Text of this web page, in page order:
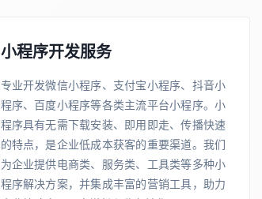
小程序开发服务
专业开发微信小程序、支付宝小程序、抖音小
程序、百度小程序等各类主流平台小程序。小
程序具有无需下载安装、即用即走、传播快速
的特点，是企业低成本获客的重要渠道。我们
为企业提供电商类、服务类、工具类等多种小
程序解决方案，并集成丰富的营销工具，助力